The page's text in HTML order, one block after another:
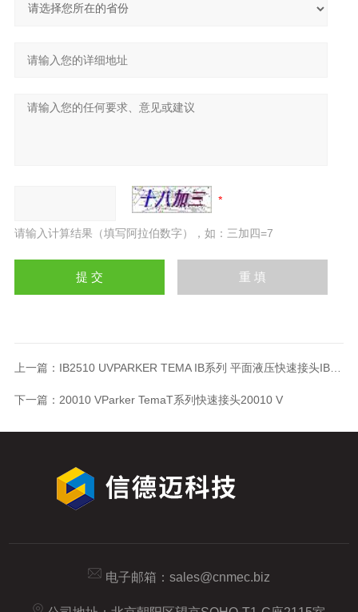
请输入计算结果（填写阿拉伯数字），如：三加四=7
上一篇： IB2510 UVPARKER TEMA IB系列 平面液压快速接头IB2510 UV
下一篇： 20010 VParker TemaT系列快速接头20010 V
电子邮箱： sales@cnmec.biz